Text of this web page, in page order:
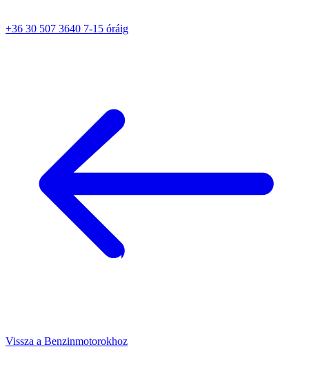
+36 30 507 3640 7-15 óráig
Vissza a Benzinmotorokhoz